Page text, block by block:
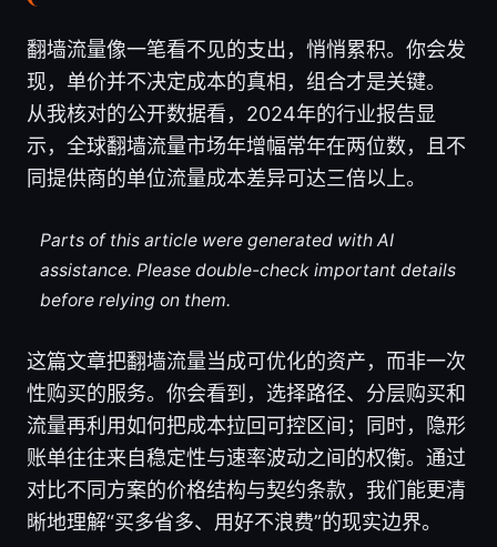
翻墙流量像一笔看不见的支出，悄悄累积。你会发
现，单价并不决定成本的真相，组合才是关键。
从我核对的公开数据看，2024年的行业报告显
示，全球翻墙流量市场年增幅常年在两位数，且不
同提供商的单位流量成本差异可达三倍以上。
Parts of this article were generated with AI
assistance. Please double-check important details
before relying on them.
这篇文章把翻墙流量当成可优化的资产，而非一次
性购买的服务。你会看到，选择路径、分层购买和
流量再利用如何把成本拉回可控区间；同时，隐形
账单往往来自稳定性与速率波动之间的权衡。通过
对比不同方案的价格结构与契约条款，我们能更清
晰地理解“买多省多、用好不浪费”的现实边界。